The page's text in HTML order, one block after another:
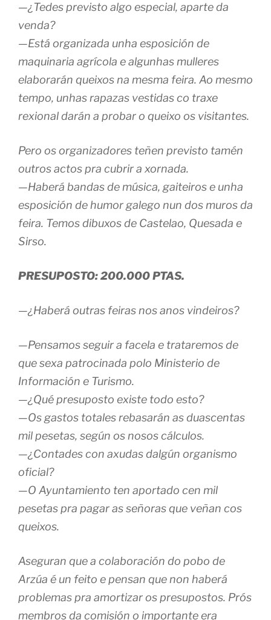
—¿Tedes previsto algo especial, aparte da
venda?
—Está organizada unha esposición de
maquinaria agrícola e algunhas mulleres
elaborarán queixos na mesma feira. Ao mesmo
tempo, unhas rapazas vestidas co traxe
rexional darán a probar o queixo os visitantes.
Pero os organizadores teñen previsto tamén
outros actos pra cubrir a xornada.
—Haberá bandas de música, gaiteiros e unha
esposición de humor galego nun dos muros da
feira. Temos dibuxos de Castelao, Quesada e
Sirso.
PRESUPOSTO: 200.000 PTAS.
—¿Haberá outras feiras nos anos vindeiros?
—Pensamos seguir a facela e trataremos de
que sexa patrocinada polo Ministerio de
Información e Turismo.
—¿Qué presuposto existe todo esto?
—Os gastos totales rebasarán as duascentas
mil pesetas, según os nosos cálculos.
—¿Contades con axudas dalgún organismo
oficial?
—O Ayuntamiento ten aportado cen mil
pesetas pra pagar as señoras que veñan cos
queixos.
Aseguran que a colaboración do pobo de
Arzúa é un feito e pensan que non haberá
problemas pra amortizar os presupostos. Prós
membros da comisión o importante era